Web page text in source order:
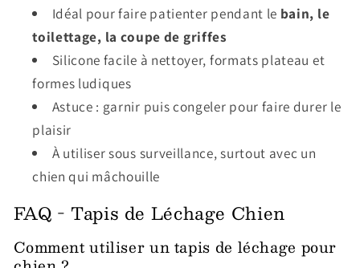
Idéal pour faire patienter pendant le bain, le
toilettage, la coupe de griffes
Silicone facile à nettoyer, formats plateau et
formes ludiques
Astuce : garnir puis congeler pour faire durer le
plaisir
À utiliser sous surveillance, surtout avec un
chien qui mâchouille
FAQ - Tapis de Léchage Chien
Comment utiliser un tapis de léchage pour